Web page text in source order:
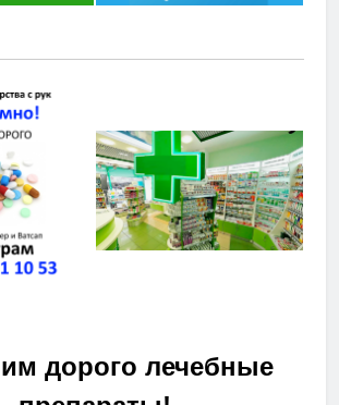
дорого лечебные